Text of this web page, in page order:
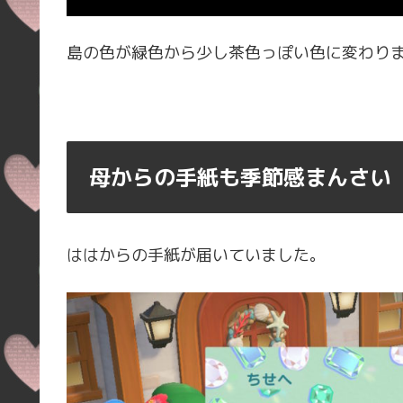
島の色が緑色から少し茶色っぽい色に変わり
母からの手紙も季節感まんさい
ははからの手紙が届いていました。